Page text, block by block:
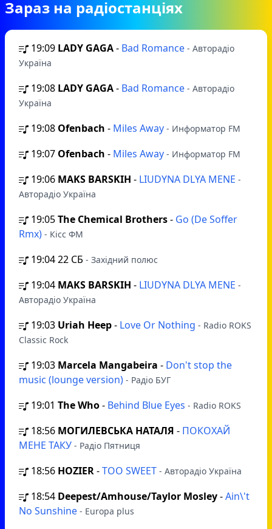
Зараз на радіостанціях
19:09 LADY GAGA- Bad Romance - Авторадіо
Україна
19:08 LADY GAGA- Bad Romance - Авторадіо
Україна
19:08 Ofenbach - Miles Away - Информатор FM
19:07 Ofenbach - Miles Away - Информатор FM
19:06 MAKS BARSKIH - LIUDYNA DLYA MENE -
Авторадіо Україна
19:05The Chemical Brothers- Go (De Soffer
Rmx) - Кісс ФМ
19:0422 СБ - Західний полюс
19:04 MAKS BARSKIH - LIUDYNA DLYA MENE -
Авторадіо Україна
19:03 Uriah Heep- Love Or Nothing - Radio ROKS
Classic Rock
19:03 Marcela Mangabeira - Don't stop the
music (lounge version) - Радіо БУГ
19:01 The Who- Behind Blue Eyes - Radio ROKS
18:56 МОГИЛЕВСЬКА НАТАЛЯ - ПОКОХАЙ
МЕНЕ ТАКУ - Радіо Пятниця
18:56 HOZIER-TOO SWEET - Авторадіо Україна
18:54 Deepest/Amhouse/Taylor Mosley-Ain\'t
No Sunshine - Europa plus